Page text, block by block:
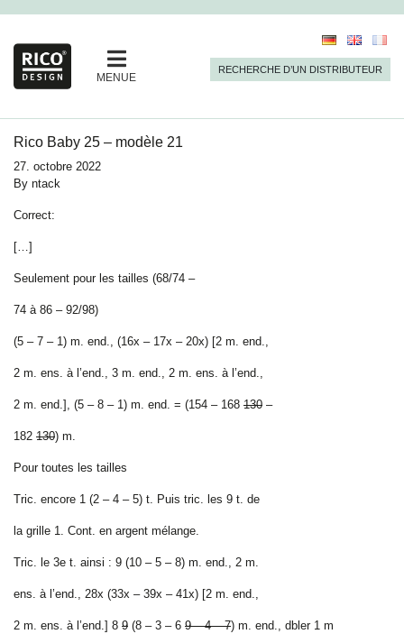
MENUE
RECHERCHE D’UN DISTRIBUTEUR
Rico Baby 25 – modèle 21
27. octobre 2022
By ntack
Correct:
[…]
Seulement pour les tailles (68/74 –
74 à 86 – 92/98)
(5 – 7 – 1) m. end., (16x – 17x – 20x) [2 m. end.,
2 m. ens. à l’end., 3 m. end., 2 m. ens. à l’end.,
2 m. end.], (5 – 8 – 1) m. end. = (154 – 168 130 –
182 130) m.
Pour toutes les tailles
Tric. encore 1 (2 – 4 – 5) t. Puis tric. les 9 t. de
la grille 1. Cont. en argent mélange.
Tric. le 3e t. ainsi : 9 (10 – 5 – 8) m. end., 2 m.
ens. à l’end., 28x (33x – 39x – 41x) [2 m. end.,
2 m. ens. à l’end.] 8 9 (8 – 3 – 6 9 – 4 – 7) m. end., dbler 1 m